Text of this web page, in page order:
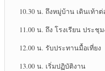
10.30 น. ถึงหมู่บ้าน เดินเท้าต่
11.00 น. ถึง โรงเรียน​ ประชุ
12.00 น. รับประทาน​มื้อเที่ยง
13.00 น. เริ่มปฏิบัติ​งาน